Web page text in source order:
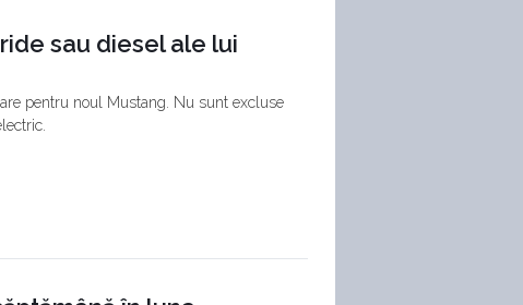
sau diesel ale lui
pentru noul Mustang. Nu sunt excluse